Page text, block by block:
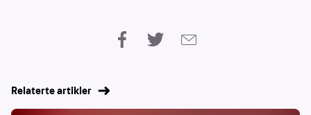
Relaterte artikler